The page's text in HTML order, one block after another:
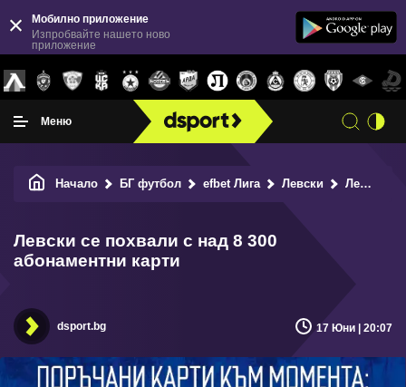
Мобилно приложение
Изпробвайте нашето ново
приложение
Меню
Начало БГ футбол efbet Лига Левски Левски се похвали с над 8 300 абонаментни карти
Левски се похвали с над 8 300
абонаментни карти
dsport.bg 17 Юни | 20:07